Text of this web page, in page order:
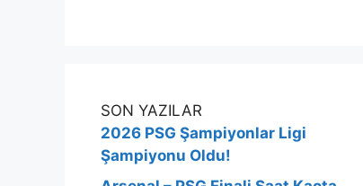
SON YAZILAR
2026 PSG Şampiyonlar Ligi
Şampiyonu Oldu!